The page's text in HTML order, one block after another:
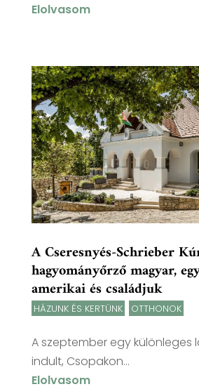
Elolvasom
A Cseresnyés-Schrieber
hagyományőrző magyar,
amerikai és családjuk
HÁZUNK ÉS KERTÜNK OTTHONOK
A szeptember egy különleges
indult, Csopakon...
Elolvasom